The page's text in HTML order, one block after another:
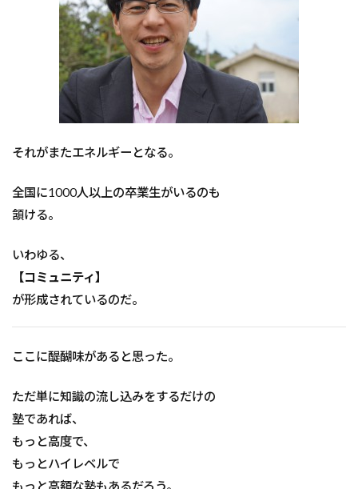
それがまたエネルギーとなる。
全国に1000人以上の卒業生がいるのも
頷ける。
いわゆる、
【コミュニティ】
が形成されているのだ。
ここに醍醐味があると思った。
ただ単に知識の流し込みをするだけの
塾であれば、
もっと高度で、
もっとハイレベルで
もっと高額な塾もあるだろう。